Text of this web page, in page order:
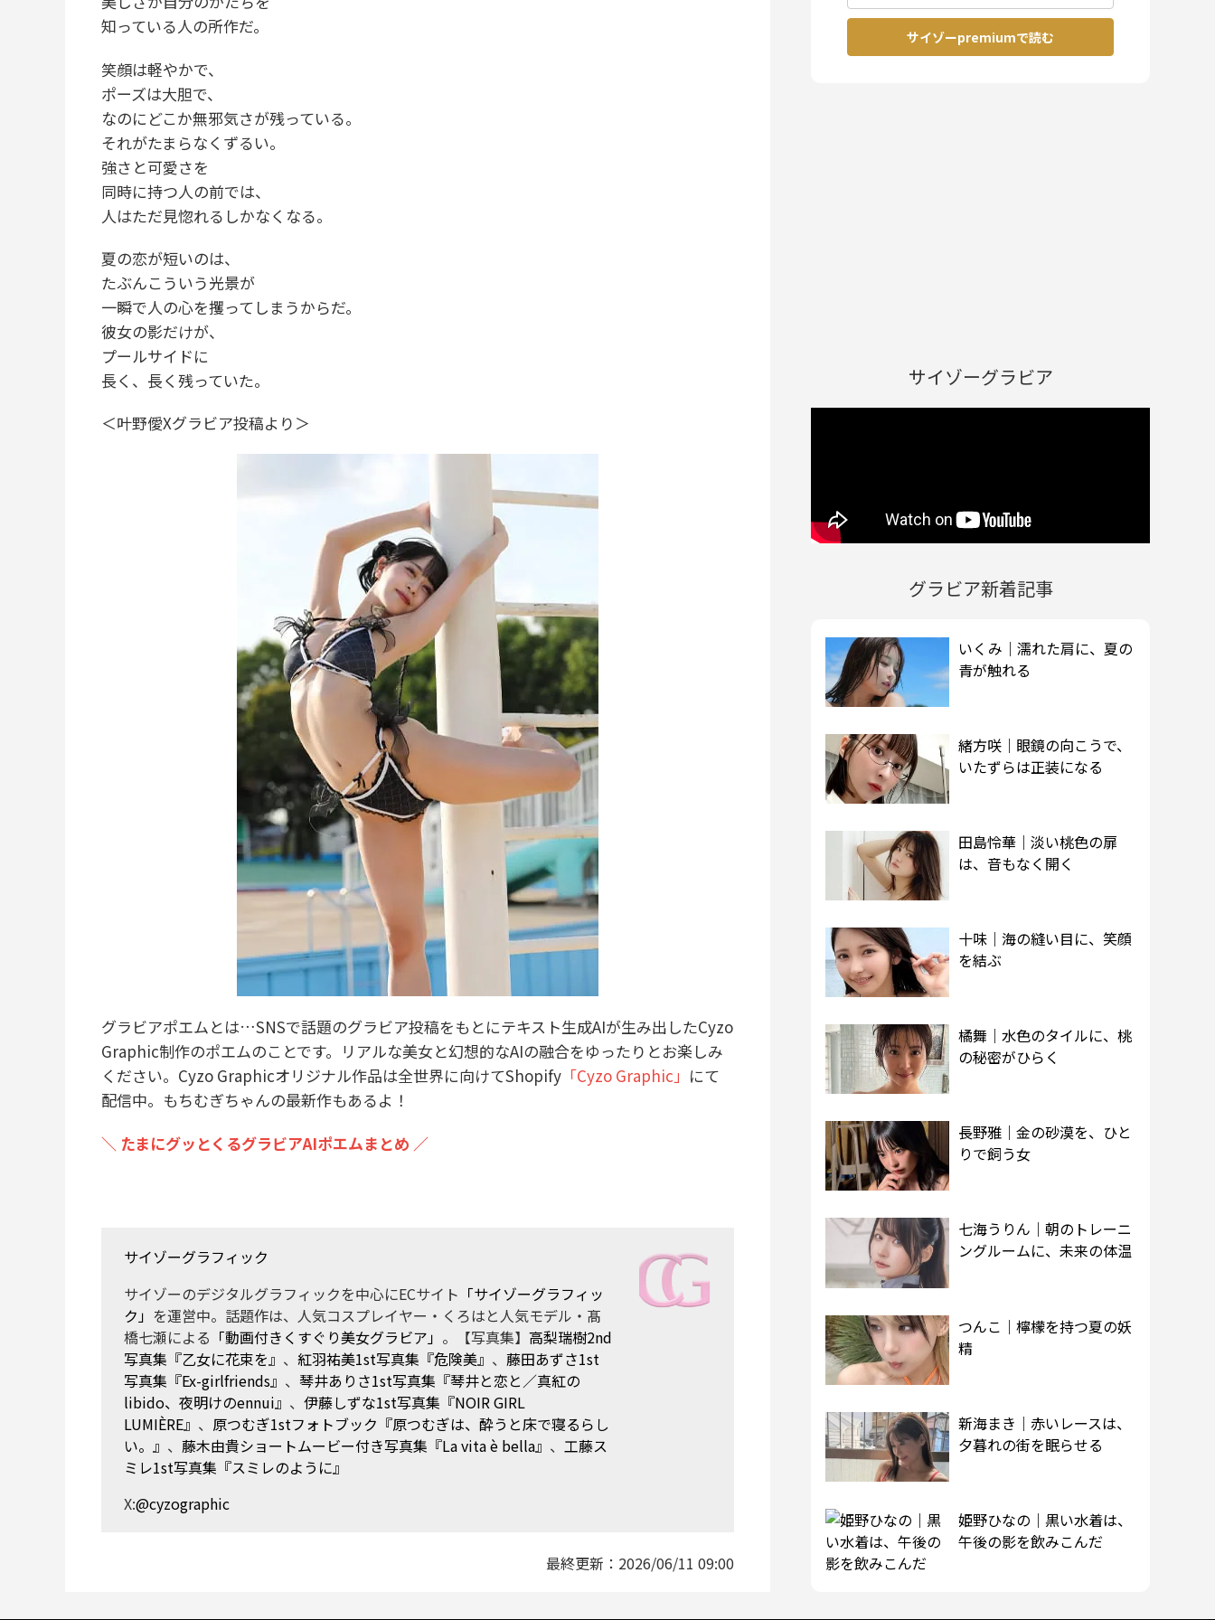
知っている人の所作だ。
笑顔は軽やかで、
ポーズは大胆で、
なのにどこか無邪気さが残っている。
それがたまらなくずるい。
強さと可愛さを
同時に持つ人の前では、
人はただ見惚れるしかなくなる。
夏の恋が短いのは、
たぶんこういう光景が
一瞬で人の心を攫ってしまうからだ。
彼女の影だけが、
プールサイドに
長く、長く残っていた。
＜叶野僾Xグラビア投稿より＞
グラビアポエムとは…SNSで話題のグラビア投稿をもとにテキスト生成AIが生み出したCyzo
Graphic制作のポエムのことです。リアルな美女と幻想的なAIの融合をゆったりとお楽しみ
ください。Cyzo Graphicオリジナル作品は全世界に向けてShopify 「Cyzo Graphic」 にて
配信中。もちむぎちゃんの最新作もあるよ！
＼ たまにグッとくるグラビアAIポエムまとめ ／
サイゾーグラフィック
サイゾーのデジタルグラフィックを中心にECサイト 「サイゾーグラフィッ
ク」 を運営中。話題作は、人気コスプレイヤー・くろはと人気モデル・髙
橋七瀬による 「動画付きくすぐり美女グラビア」 。【写真集】 高梨瑞樹2nd
写真集『乙女に花束を』 、 紅羽祐美1st写真集『危険美』 、 藤田あずさ1st
写真集『Ex-girlfriends』 、 琴井ありさ1st写真集『琴井と恋と／真紅の
libido、夜明けのennui』 、 伊藤しずな1st写真集『NOIR GIRL
LUMIÈRE』 、 原つむぎ1stフォトブック『原つむぎは、酔うと床で寝るらし
い。』 、 藤木由貴ショートムービー付き写真集『La vita è bella』 、 工藤ス
ミレ1st写真集『スミレのように』
X:@cyzographic
最終更新： 2026/06/11 09:00
サイゾーpremiumで読む
サイゾーグラビア
グラビア新着記事
いくみ｜濡れた肩に、夏の
青が触れる
緒方咲｜眼鏡の向こうで、
いたずらは正装になる
田島怜華｜淡い桃色の扉
は、音もなく開く
十味｜海の縫い目に、笑顔
を結ぶ
橘舞｜水色のタイルに、桃
の秘密がひらく
長野雅｜金の砂漠を、ひと
りで飼う女
七海うりん｜朝のトレーニ
ングルームに、未来の体温
つんこ｜檸檬を持つ夏の妖
精
新海まき｜赤いレースは、
夕暮れの街を眠らせる
姫野ひなの｜黒い水着は、
午後の影を飲みこんだ